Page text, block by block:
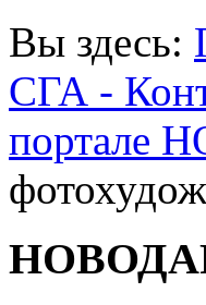
Вы здесь:
СГА -
портале